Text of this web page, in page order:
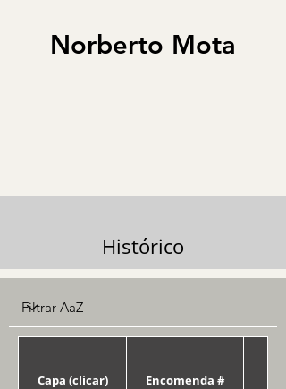
Norberto Mota
Histórico
Capa (clicar) Encomenda #